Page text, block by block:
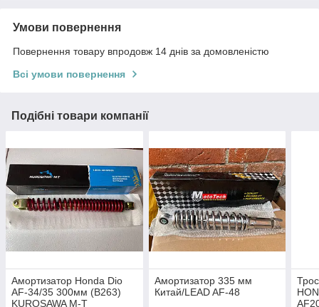
Умови повернення
Повернення товару впродовж 14 днів за домовленістю
Всі умови повернення
Подібні товари компанії
Амортизатор Honda Dio
AF-34/35 300мм (B263)
KUROSAWA M-T
Амортизатор 335 мм
Китай/LEAD AF-48